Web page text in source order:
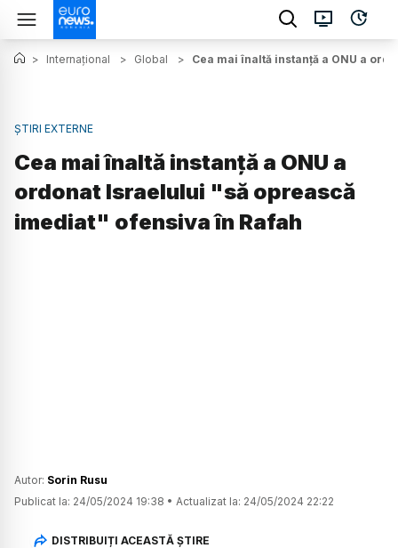
> Internațional > Global > Cea mai înaltă instanță a ONU a
ȘTIRI EXTERNE
Cea mai înaltă instanță a ONU a
ordonat Israelului "să oprească
imediat" ofensiva în Rafah
Autor: Sorin Rusu
Publicat la: 24/05/2024 19:38 • Actualizat la: 24/05/2024 22:22
DISTRIBUIȚI ACEASTĂ ȘTIRE